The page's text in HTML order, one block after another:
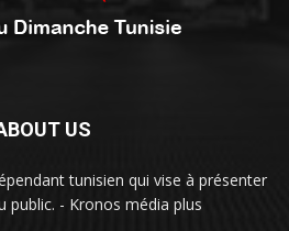
US
tunisien qui vise à présenter
public. - Kronos média plus